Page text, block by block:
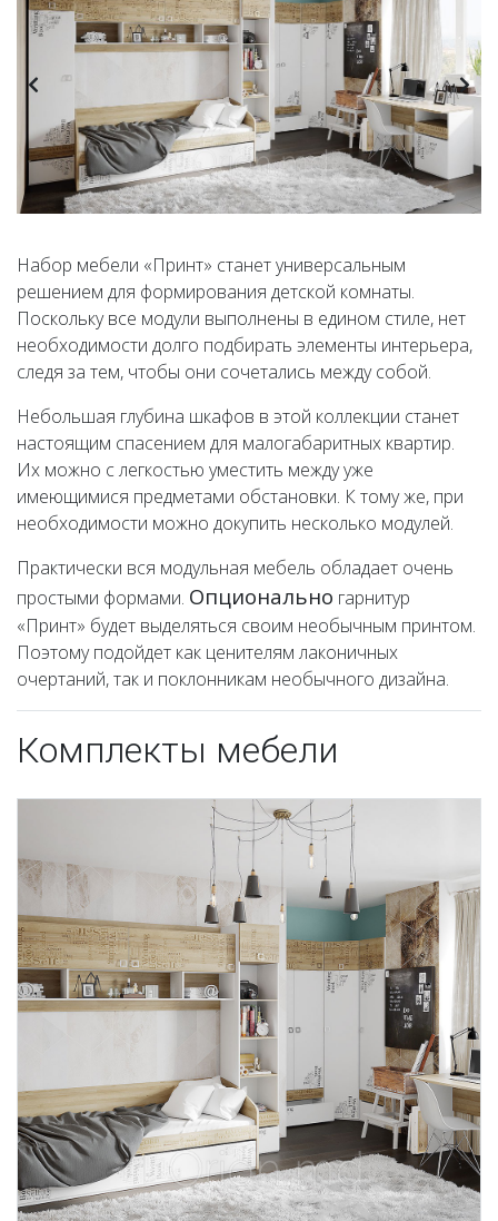
Набор мебели «Принт» станет универсальным
решением для формирования детской комнаты.
Поскольку все модули выполнены в едином стиле, нет
необходимости долго подбирать элементы интерьера,
следя за тем, чтобы они сочетались между собой.
Небольшая глубина шкафов в этой коллекции станет
настоящим спасением для малогабаритных квартир.
Их можно с легкостью уместить между уже
имеющимися предметами обстановки. К тому же, при
необходимости можно докупить несколько модулей.
Практически вся модульная мебель обладает очень
простыми формами. Опционально гарнитур
«Принт» будет выделяться своим необычным принтом.
Поэтому подойдет как ценителям лаконичных
очертаний, так и поклонникам необычного дизайна.
Комплекты мебели